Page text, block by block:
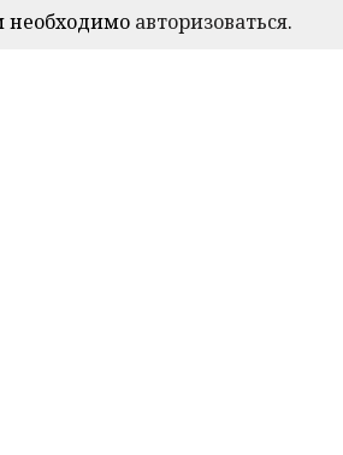
необходимо авторизоваться.